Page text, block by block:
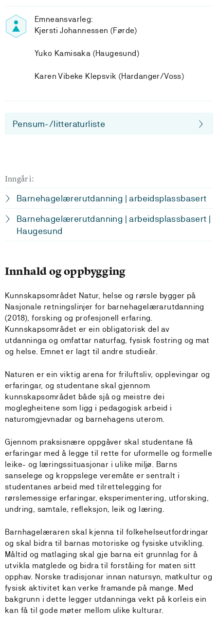
Emneansvarleg:
Kjersti Johannessen (Førde)
Yuko Kamisaka (Haugesund)
Karen Vibeke Klepsvik (Hardanger/Voss)
Pensum-/litteraturliste
Inngår i:
Barnehagelærerutdanning | arbeidsplassbasert
Barnehagelærerutdanning | arbeidsplassbasert |
Haugesund
Innhald og oppbygging
Kunnskapsområdet Natur, helse og rørsle bygger på
Nasjonale retningslinjer for barnehagelærarutdanning
(2018), forsking og profesjonell erfaring.
Kunnskapsområdet er ein obligatorisk del av
utdanninga og omfattar naturfag, fysisk fostring og mat
og helse. Emnet er lagt til andre studieår.
Naturen er ein viktig arena for friluftsliv, opplevingar og
erfaringar, og studentane skal gjennom
kunnskapsområdet både sjå og meistre dei
moglegheitene som ligg i pedagogisk arbeid i
naturomgjevnadar og barnehagens uterom.
Gjennom praksisnære oppgåver skal studentane få
erfaringar med å legge til rette for uformelle og formelle
leike- og læringssituasjonar i ulike miljø. Barns
sanselege og kroppslege veremåte er sentralt i
studentanes arbeid med tilrettelegging for
rørslemessige erfaringar, eksperimentering, utforsking,
undring, samtale, refleksjon, leik og læring.
Barnhagelæraren skal kjenna til folkehelseutfordringar
og skal bidra til barnas motoriske og fysiske utvikling.
Måltid og matlaging skal gje barna eit grunnlag for å
utvikla matglede og bidra til forståing for maten sitt
opphav. Norske tradisjonar innan natursyn, matkultur og
fysisk aktivitet kan verke framande på mange. Med
bakgrunn i dette legger utdanninga vekt på korleis ein
kan få til gode møter mellom ulike kulturar.